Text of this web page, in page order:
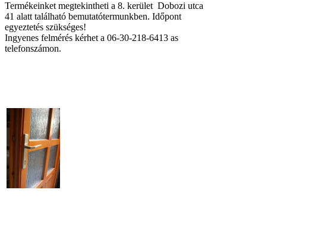
Termékeinket megtekintheti a 8. kerület Dobozi utca
41 alatt található bemutatótermunkben. Időpont
egyeztetés szükséges!
Ingyenes felmérés kérhet a 06-30-218-6413 as
telefonszámon.